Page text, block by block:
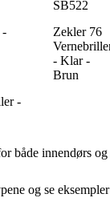
SB522
-
Zekler 76
- Klar -
Brun
-
både innendørs
og se eksempler